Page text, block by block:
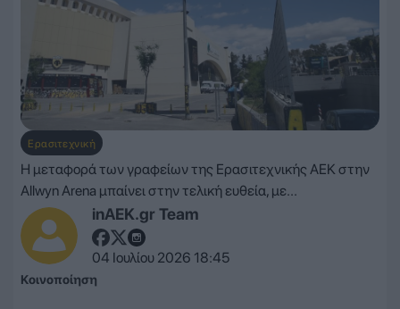
Ερασιτεχνική
inAEK.gr Team
04 Ιουλίου 2026 18:45
Η μεταφορά των γραφείων της Ερασιτεχνικής ΑΕΚ στην
Allwyn Arena μπαίνει στην τελική ευθεία, με...
Κοινοποίηση